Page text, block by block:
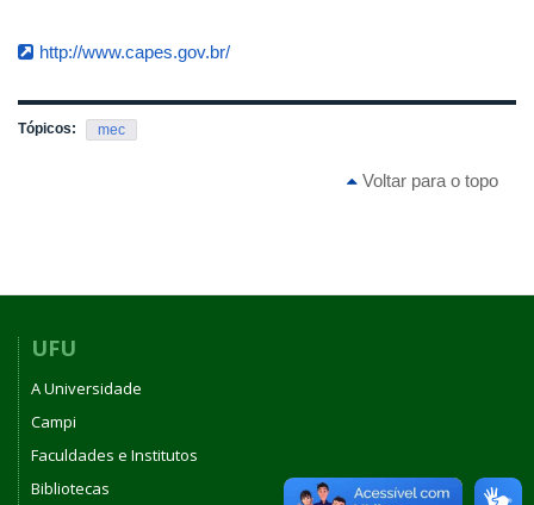
http://www.capes.gov.br/
Tópicos: mec
Voltar para o topo
UFU
A Universidade
Campi
Faculdades e Institutos
Bibliotecas